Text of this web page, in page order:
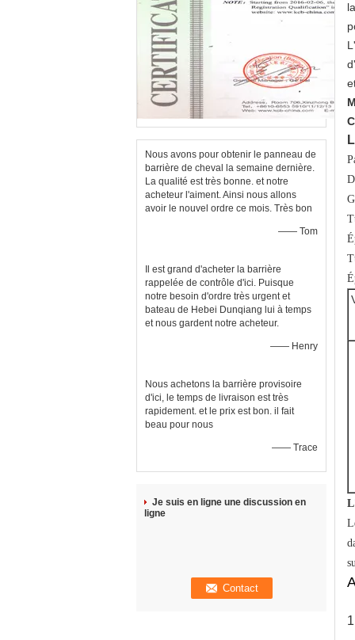
Nous avons pour obtenir le panneau de
barrière de cheval la semaine dernière.
La qualité est très bonne. et notre
acheteur l'aiment. Ainsi nous allons
avoir le nouvel ordre ce mois. Très bon
—— Tom
Il est grand d'acheter la barrière
rappelée de contrôle d'ici. Puisque
notre besoin d'ordre très urgent et
bateau de Hebei Dunqiang lui à temps
et nous gardent notre acheteur.
—— Henry
Nous achetons la barrière provisoire
d'ici, le temps de livraison est très
rapidement. et le prix est bon. il fait
beau pour nous
—— Trace
Je suis en ligne une discussion en
ligne